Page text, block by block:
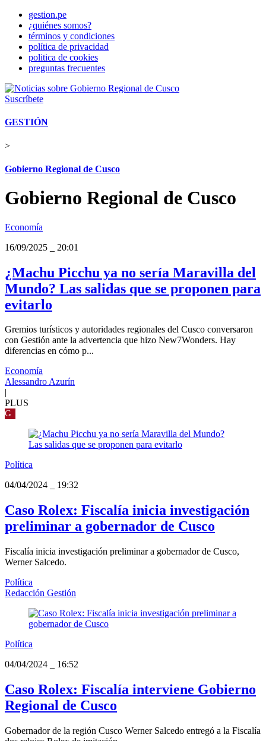
gestion.pe
¿quiénes somos?
términos y condiciones
política de privacidad
politica de cookies
preguntas frecuentes
Suscríbete
GESTIÓN
>
Gobierno Regional de Cusco
Gobierno Regional de Cusco
Economía
16/09/2025
20:01
¿Machu Picchu ya no sería Maravilla del
Mundo? Las salidas que se proponen para
evitarlo
Gremios turísticos y autoridades regionales del Cusco conversaron
con Gestión ante la advertencia que hizo New7Wonders. Hay
diferencias en cómo p...
Economía
Alessandro Azurín
PLUS
G
Política
04/04/2024
19:32
Caso Rolex: Fiscalía inicia investigación
preliminar a gobernador de Cusco
Fiscalía inicia investigación preliminar a gobernador de Cusco,
Werner Salcedo.
Política
Redacción Gestión
Política
04/04/2024
16:52
Caso Rolex: Fiscalía interviene Gobierno
Regional de Cusco
Gobernador de la región Cusco Werner Salcedo entregó a la Fiscalía